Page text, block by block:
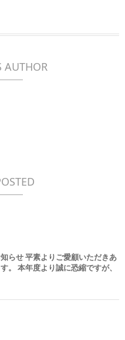
AUTHOR
らせ 平素よりご愛顧いただきあ
。 本年度より誠に恐縮ですが、